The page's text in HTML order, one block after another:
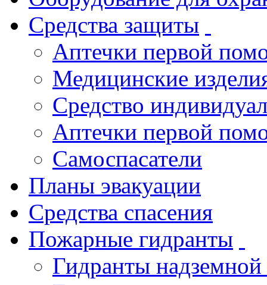
Средства защиты
Аптечки первой
Медицинские
Средство
Аптечки первой
Самоспасатели
Планы эвакуации
Средства спасения
Пожарные гидранты
Гидранты